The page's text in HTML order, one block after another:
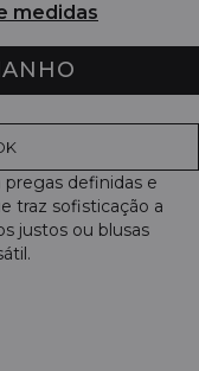
medidas
definidas e
traz sofisticação a
justos ou blusas